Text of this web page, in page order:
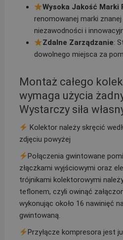
Wysoka Jakość Marki
renomowanej marki
niezawodności i
Zdalne Zarządzanie:
dowolnego miejsca za
Montaż całego
wymaga użycia
Wystarczy siła
Kolektor należy skręcić
zdjęciu powyżej
Połączenia gwintowane
złączkami wyjściowymi oraz
trójnikami kolektorowymi
teflonem, czyli owinąć
wykonując około 16 nawinięć
gwintowaną.
Przyłącze kompresora jest